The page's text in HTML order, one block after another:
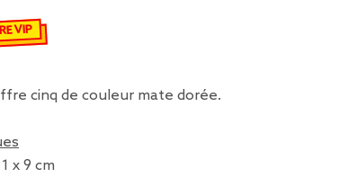
0,99 € à 0,69 €
VIP
cinq de couleur mate dorée.
x 9 cm